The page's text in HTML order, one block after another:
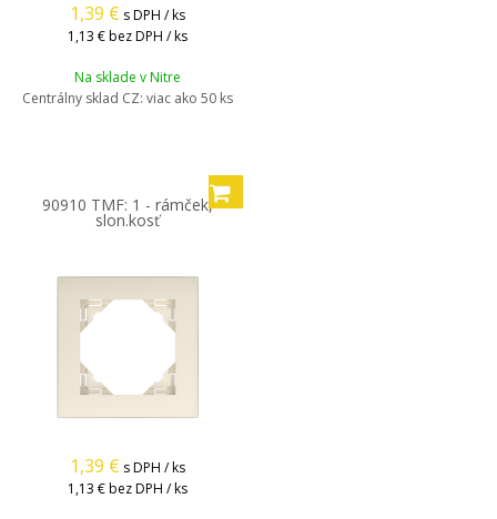
1,39 € s DPH / ks
1,13 € bez DPH / ks
Na sklade v Nitre
Centrálny sklad CZ: viac ako 50 ks
90910 TMF: 1 - rámček,
slon.kosť
1,39 € s DPH / ks
1,13 € bez DPH / ks